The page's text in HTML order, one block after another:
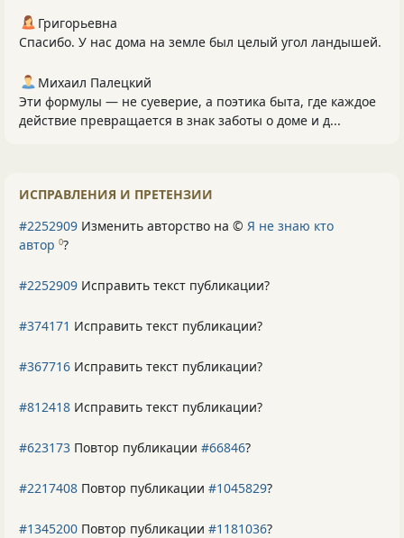
Григорьевна
Спасибо. У нас дома на земле был целый угол ландышей.
Михаил Палецкий
Эти формулы — не суеверие, а поэтика быта, где каждое
действие превращается в знак заботы о доме и д...
ИСПРАВЛЕНИЯ И ПРЕТЕНЗИИ
#2252909 Изменить авторство на © Я не знаю кто
автор 0?
#2252909 Исправить текст публикации?
#374171 Исправить текст публикации?
#367716 Исправить текст публикации?
#812418 Исправить текст публикации?
#623173 Повтор публикации #66846?
#2217408 Повтор публикации #1045829?
#1345200 Повтор публикации #1181036?